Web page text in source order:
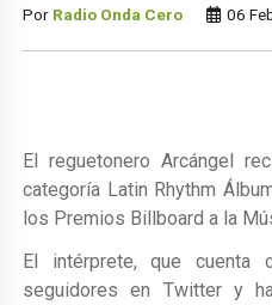
Por Radio Onda Cero 06
El reguetonero Arcángel
categoría Latin Rhythm
los Premios Billboard a la
El intérprete, que
seguidores en Twitter y